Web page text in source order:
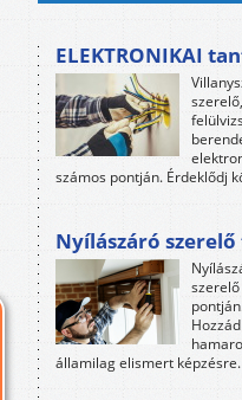
ELEKTRONIKAI
számos pontján. Érdeklődj
Nyílászáró
államilag elismert képzésre.